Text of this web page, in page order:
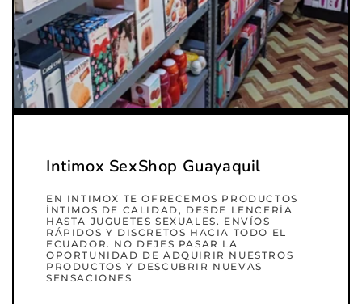
Intimox SexShop Guayaquil
EN INTIMOX TE OFRECEMOS PRODUCTOS
ÍNTIMOS DE CALIDAD, DESDE LENCERÍA
HASTA JUGUETES SEXUALES. ENVÍOS
RÁPIDOS Y DISCRETOS HACIA TODO EL
ECUADOR. NO DEJES PASAR LA
OPORTUNIDAD DE ADQUIRIR NUESTROS
PRODUCTOS Y DESCUBRIR NUEVAS
SENSACIONES